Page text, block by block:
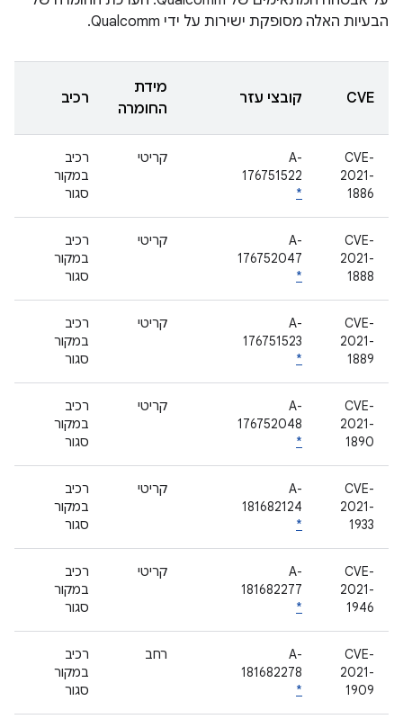
הבעיות האלה מסופקת ישירות על ידי Qualcomm.
CVE קובצי עזר
מידת
החומרה
רכיב
CVE-
2021-
1886
A-
176751522
*
קריטי
רכיב
במקור
סגור
CVE-
2021-
1888
A-
176752047
*
קריטי
רכיב
במקור
סגור
CVE-
2021-
1889
A-
176751523
*
קריטי
רכיב
במקור
סגור
CVE-
2021-
1890
A-
176752048
*
קריטי
רכיב
במקור
סגור
CVE-
2021-
1933
A-
181682124
*
קריטי
רכיב
במקור
סגור
CVE-
2021-
1946
A-
181682277
*
קריטי
רכיב
במקור
סגור
CVE-
2021-
1909
A-
181682278
*
רחב
רכיב
במקור
סגור